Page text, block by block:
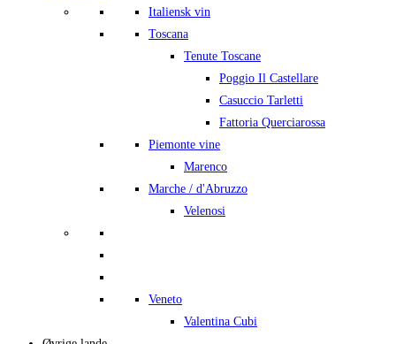
Italiensk vin
Toscana
Tenute Toscane
Poggio Il Castellare
Casuccio Tarletti
Fattoria Querciarossa
Piemonte vine
Marenco
Marche / d'Abruzzo
Velenosi
Veneto
Valentina Cubi